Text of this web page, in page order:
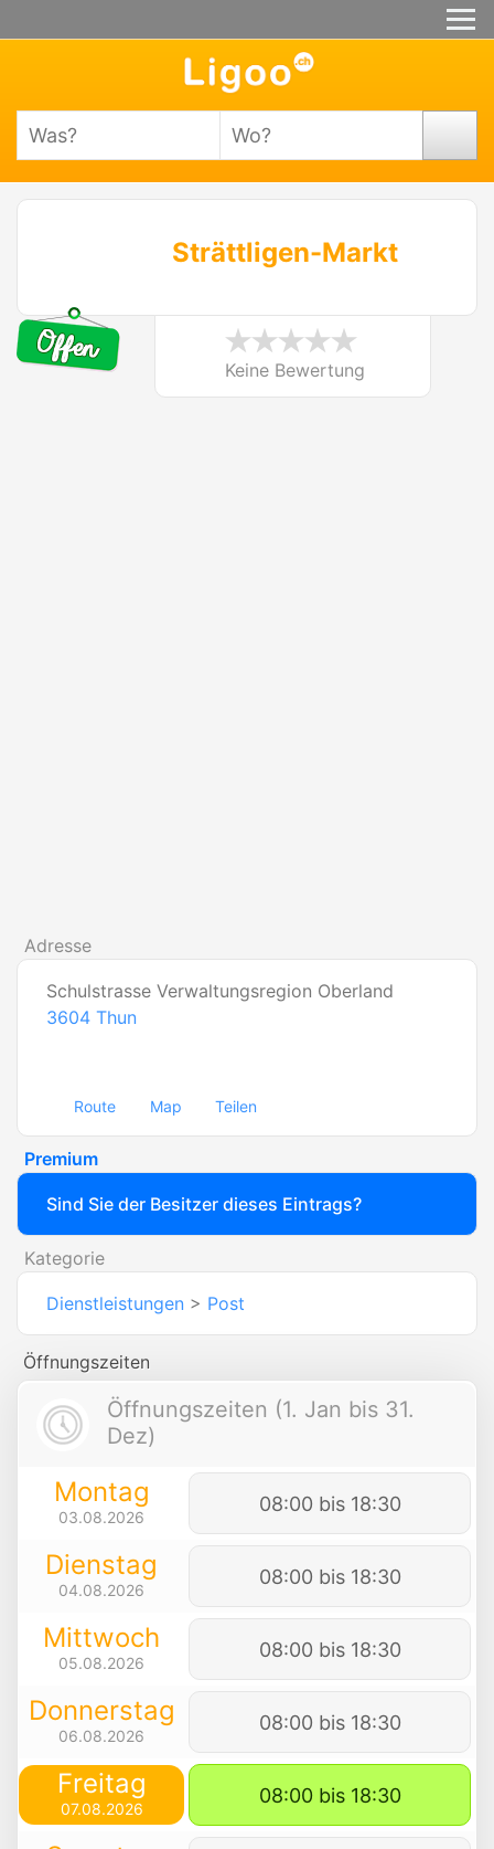
Strättligen-Markt
Keine Bewertung
Adresse
Schulstrasse Verwaltungsregion Oberland
3604 Thun
Route Map Teilen
Premium
Sind Sie der Besitzer dieses Eintrags?
Kategorie
Dienstleistungen > Post
Öffnungszeiten
Öffnungszeiten (1. Jan bis 31.
Dez)
Montag
03.08.2026
08:00 bis 18:30
Dienstag
04.08.2026
08:00 bis 18:30
Mittwoch
05.08.2026
08:00 bis 18:30
Donnerstag
06.08.2026
08:00 bis 18:30
Freitag
07.08.2026
08:00 bis 18:30